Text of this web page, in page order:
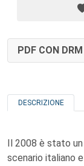
PDF CON DRM
DESCRIZIONE
Il 2008 è stato
scenario italiano